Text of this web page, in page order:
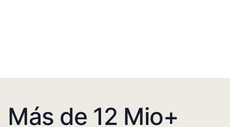
Más de 12 Mio+